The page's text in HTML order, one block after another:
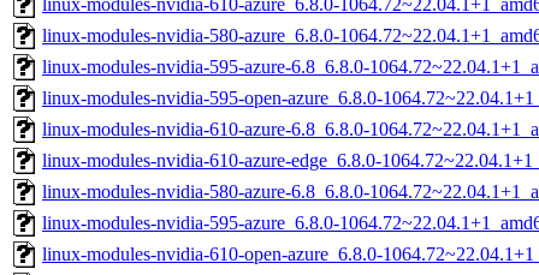
linux-modules-nvidia-610-azure_6.8.0-
linux-modules-nvidia-580-azure_6.8.0-
linux-modules-nvidia-595-azure-6.8_6.8.0-
linux-modules-nvidia-595-open-azure_6.8.0-
linux-modules-nvidia-610-azure-6.8_6.8.0-
linux-modules-nvidia-610-azure-edge_6.8.0-
linux-modules-nvidia-580-azure-6.8_6.8.0-
linux-modules-nvidia-595-azure_6.8.0-
linux-modules-nvidia-610-open-azure_6.8.0-